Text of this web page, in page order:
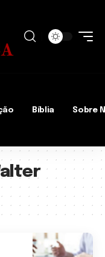
Bíblia Sobre